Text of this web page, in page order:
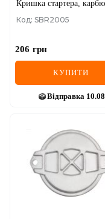
Кришка стартера,
Код: SBR2005
206 грн
КУПИТИ
Відправка 10.08